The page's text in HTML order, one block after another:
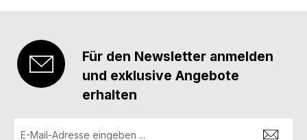
Für den Newsletter anmelden
und exklusive Angebote
erhalten